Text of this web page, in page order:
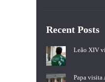
Recent Posts
Leão XIV
Papa visita